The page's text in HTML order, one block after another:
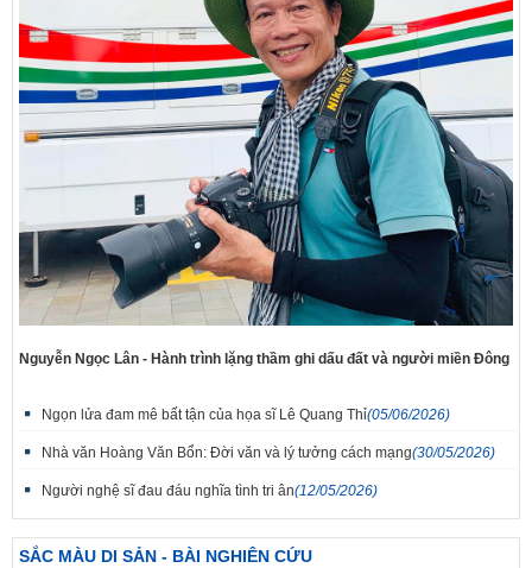
Nguyễn Ngọc Lân - Hành trình lặng thầm ghi dấu đất và người miền Đông
Ngọn lửa đam mê bất tận của họa sĩ Lê Quang Thỉ(05/06/2026)
Nhà văn Hoàng Văn Bổn: Đời văn và lý tưởng cách mạng(30/05/2026)
Người nghệ sĩ đau đáu nghĩa tình tri ân(12/05/2026)
SẮC MÀU DI SẢN - BÀI NGHIÊN CỨU